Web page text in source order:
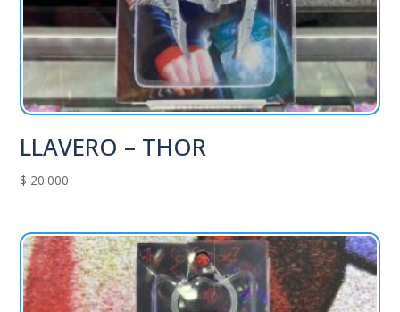
LLAVERO – THOR
$ 20.000